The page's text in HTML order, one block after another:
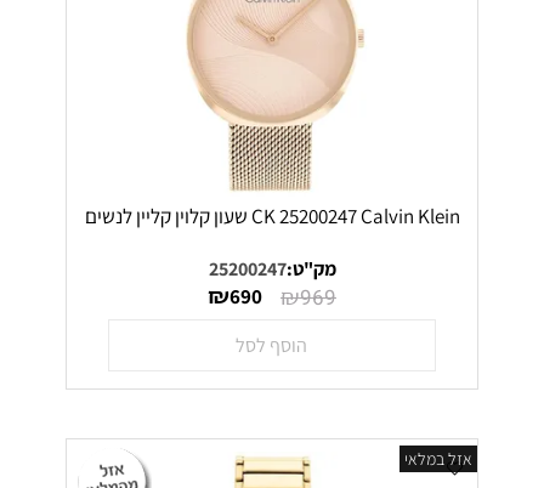
CK 25200247 Calvin Klein שעון קלוין קליין לנשים
מק"ט:25200247
₪969
₪690
הוסף לסל
אזל במלאי